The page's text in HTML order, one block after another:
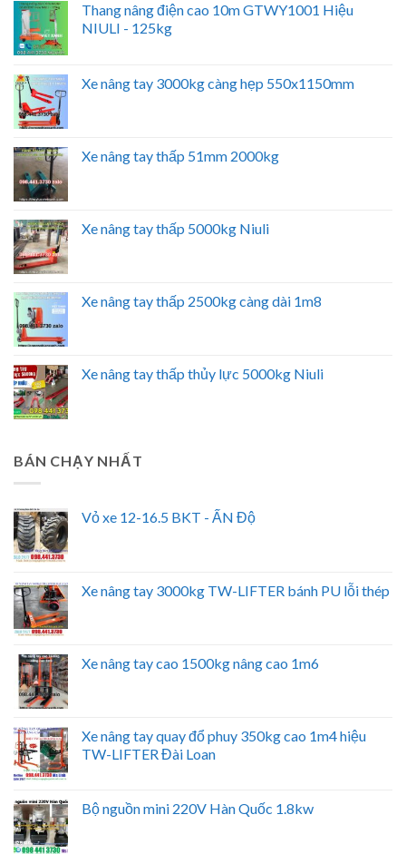
Thang nâng điện cao 10m GTWY1001 Hiệu
NIULI - 125kg
Xe nâng tay 3000kg càng hẹp 550x1150mm
Xe nâng tay thấp 51mm 2000kg
Xe nâng tay thấp 5000kg Niuli
Xe nâng tay thấp 2500kg càng dài 1m8
Xe nâng tay thấp thủy lực 5000kg Niuli
BÁN CHẠY NHẤT
Vỏ xe 12-16.5 BKT - ẤN Độ
Xe nâng tay 3000kg TW-LIFTER bánh PU lỗi thép
Xe nâng tay cao 1500kg nâng cao 1m6
Xe nâng tay quay đổ phuy 350kg cao 1m4 hiệu
TW-LIFTER Đài Loan
Bộ nguồn mini 220V Hàn Quốc 1.8kw